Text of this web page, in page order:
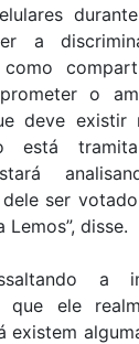
a
como
o
deve existir
está
ser
disse.
a
que ele
existem